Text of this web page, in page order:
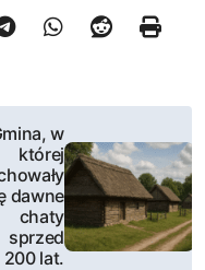
w
której
dawne
chaty
sprzed
200 lat.